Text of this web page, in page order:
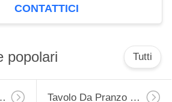
CONTATTICI
popolari Tutti
Estensione Tavolo Da Pranzo Fisso